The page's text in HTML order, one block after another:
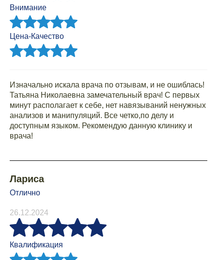
Внимание
Цена-Качество
Изначально искала врача по отзывам, и не ошиблась!
Татьяна Николаевна замечательный врач! С первых
минут располагает к себе, нет навязываний ненужных
анализов и манипуляций. Все четко,по делу и
доступным языком. Рекомендую данную клинику и
врача!
Лариса
Отлично
26.12.2024
Квалификация